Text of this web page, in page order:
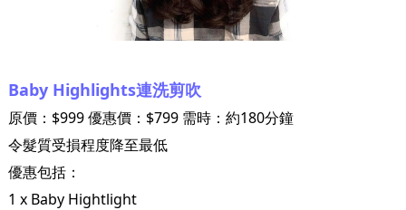
Baby Highlights連洗剪吹
原價：$999 優惠價：$799 需時：約180分鐘
令髮質受損程度降至最低
優惠包括：
1 x Baby Hightlight